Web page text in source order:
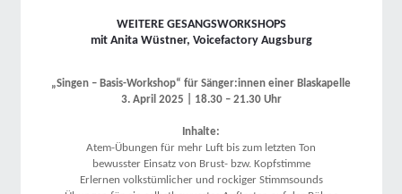
WEITERE GESANGSWORKSHOPS
mit Anita Wüstner, Voicefactory Augsburg
„Singen – Basis-Workshop“ für Sänger:innen einer Blaskapelle
3. April 2025 | 18.30 – 21.30 Uhr
Inhalte:
Atem-Übungen für mehr Luft bis zum letzten Ton
bewusster Einsatz von Brust- bzw. Kopfstimme
Erlernen volkstümlicher und rockiger Stimmsounds